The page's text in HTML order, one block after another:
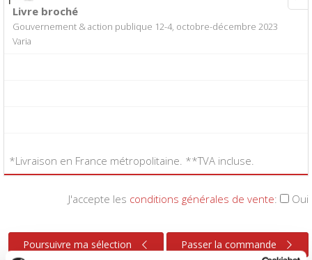
Livre broché
Gouvernement & action publique 12-4, octobre-décembre 2023
Varia
*Livraison en France métropolitaine. **TVA incluse.
J'accepte les conditions générales de vente: Oui
Poursuivre ma sélection Passer la commande